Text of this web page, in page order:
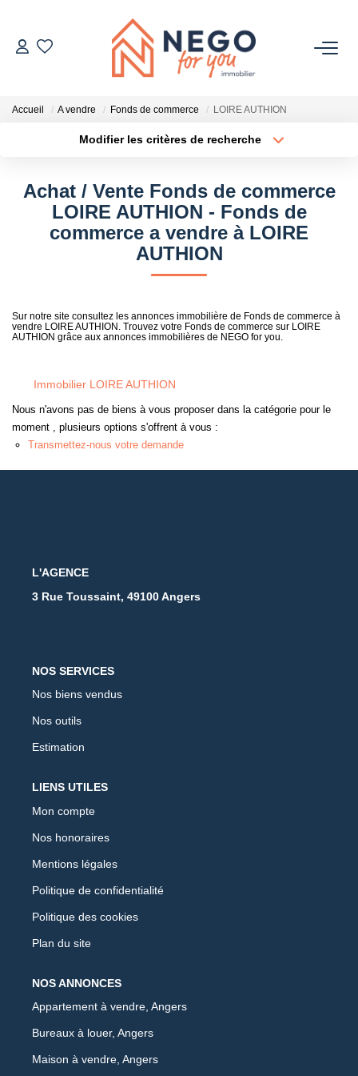
ACHETER
IMMOBILIER PRO
À PROPOS
Accueil A vendre Fonds de commerce LOIRE AUTHION
Modifier les critères de recherche
Sélectionnez...
Type de bien
Surface min
Achat / Vente Fonds de commerce
LOIRE AUTHION - Fonds de
commerce a vendre à LOIRE
AUTHION
Sur notre site consultez les annonces immobilière de Fonds de commerce à
vendre LOIRE AUTHION. Trouvez votre Fonds de commerce sur LOIRE
AUTHION grâce aux annonces immobilières de NEGO for you.
Immobilier LOIRE AUTHION
Nous n'avons pas de biens à vous proposer dans la catégorie pour le
moment , plusieurs options s'offrent à vous :
Transmettez-nous votre demande
L'AGENCE
3 Rue Toussaint, 49100 Angers
NOS SERVICES
Nos biens vendus
Nos outils
Estimation
LIENS UTILES
Mon compte
Nos honoraires
Mentions légales
Politique de confidentialité
Politique des cookies
Plan du site
NOS ANNONCES
Appartement à vendre, Angers
Bureaux à louer, Angers
Maison à vendre, Angers